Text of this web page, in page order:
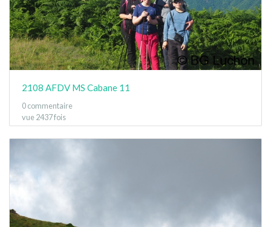
2108 AFDV MS Cabane 11
0 commentaire
vue 2437 fois